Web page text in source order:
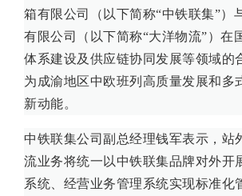
箱有限公司（以下简称“中铁联集”）
有限公司（以下简称“大洋物流”）在
体系建设及供应链协同发展等领域的
为成渝地区中欧班列高质量发展和多
新动能。
中铁联集公司副总经理钱军表示，站
流业务将统一以中铁联集品牌对外开
系统、经营业务管理系统实现标准化